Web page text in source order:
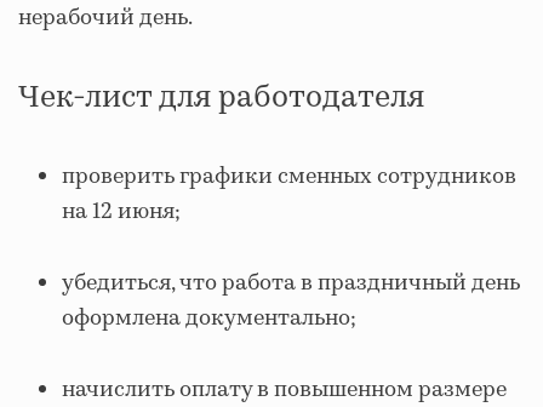
нерабочий день.
Чек-лист для работодателя
проверить графики сменных сотрудников
на 12 июня;
убедиться, что работа в праздничный день
оформлена документально;
начислить оплату в повышенном размере